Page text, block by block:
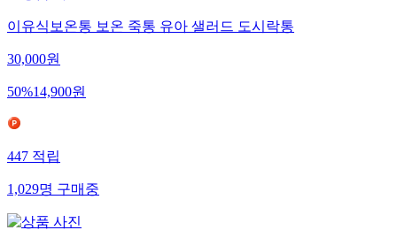
이유식보온통 보온 죽통 유아 샐러드 도시락통
30,000원
50%14,900원
447적립
1,029명구매중